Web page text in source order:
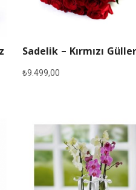
Sadelik – Kırmızı Güller
₺9.499,00